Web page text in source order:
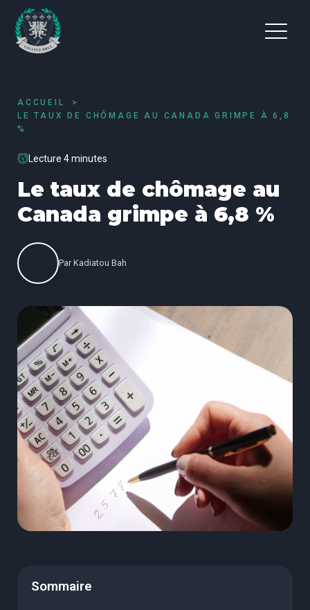
ACCUEIL
LE TAUX DE CHÔMAGE AU CANADA GRIMPE À 6,8
%
Lecture 4 minutes
Le taux de chômage au
Canada grimpe à 6,8 %
Par Kadiatou Bah
Sommaire